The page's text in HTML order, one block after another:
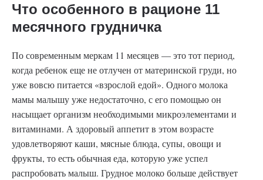
Что особенного в рационе 11
месячного грудничка
По современным меркам 11 месяцев — это тот период,
когда ребенок еще не отлучен от материнской груди, но
уже вовсю питается «взрослой едой». Одного молока
мамы малышу уже недостаточно, с его помощью он
насыщает организм необходимыми микроэлементами и
витаминами. А здоровый аппетит в этом возрасте
удовлетворяют каши, мясные блюда, супы, овощи и
фрукты, то есть обычная еда, которую уже успел
распробовать малыш. Грудное молоко больше действует